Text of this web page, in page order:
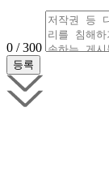
0 / 300